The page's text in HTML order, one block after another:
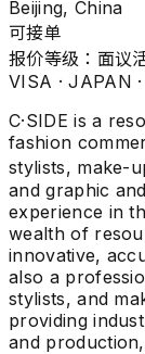
Beijing, China
可接单
报价等级： 面议
VISA ·JAPAN
C·SIDE is a
fashion
stylists, make-
and graphic
experience in
wealth of
innovative,
also a
stylists, and
providing
and